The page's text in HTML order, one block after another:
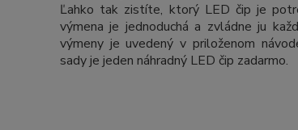
Ľahko tak zistíte, ktorý LED čip je
výmena je jednoduchá a zvládne ju
výmeny je uvedený v priloženom
sady je jeden náhradný LED čip zadarmo.